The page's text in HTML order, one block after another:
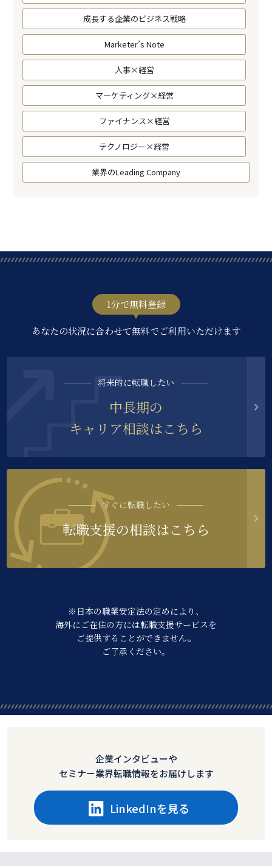
成長する企業のビジネス戦略
Marketer’s Note
人事×経営
マーケティング×経営
ファイナンス×経営
テクノロジー×経営
業界のLeading Company
1分で無料登録
あなたの状況に合わせて無料でご利用いただけます
将来的に転職したい
中長期の
キャリア相談はこちら
すぐに転職したい
転職支援の相談はこちら
※日本の職業安定法の定めにより、
海外にご在住の方には転職支援サービスを
ご提供することができません。
ご了承ください。
企業インタビューや
セミナー業界転職情報をお届けします
LinkedInを見る